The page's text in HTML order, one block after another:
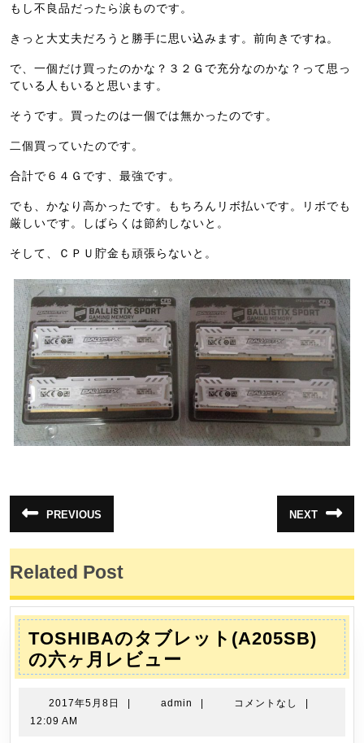
もし不良品だったら涙ものです。
きっと大丈夫だろうと勝手に思い込みます。前向きですね。
で、一個だけ買ったのかな？３２Ｇで充分なのかな？って思っ
ている人もいると思います。
そうです。買ったのは一個では無かったのです。
二個買っていたのです。
合計で６４Ｇです、最強です。
でも、かなり高かったです。もちろんリボ払いです。リボでも
厳しいです。しばらくは節約しないと。
そして、ＣＰＵ貯金も頑張らないと。
投
稿
ナ
ビ
ゲ
ー
シ
ョ
PREVIOUS
の
投
NEXT
の
投
Related Post
TOSHIBAのタブレット(A205SB)
の六ヶ月レビュー
の
タ
2017年5月8日
2017
admin admin コメントなし
12:09 AM